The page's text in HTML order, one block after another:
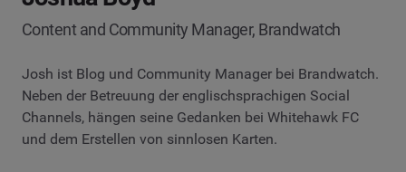
Content and Community Manager, Brandwatch
Josh ist Blog und Community Manager bei Brandwatch.
Neben der Betreuung der englischsprachigen Social
Channels, hängen seine Gedanken bei Whitehawk FC
und dem Erstellen von sinnlosen Karten.